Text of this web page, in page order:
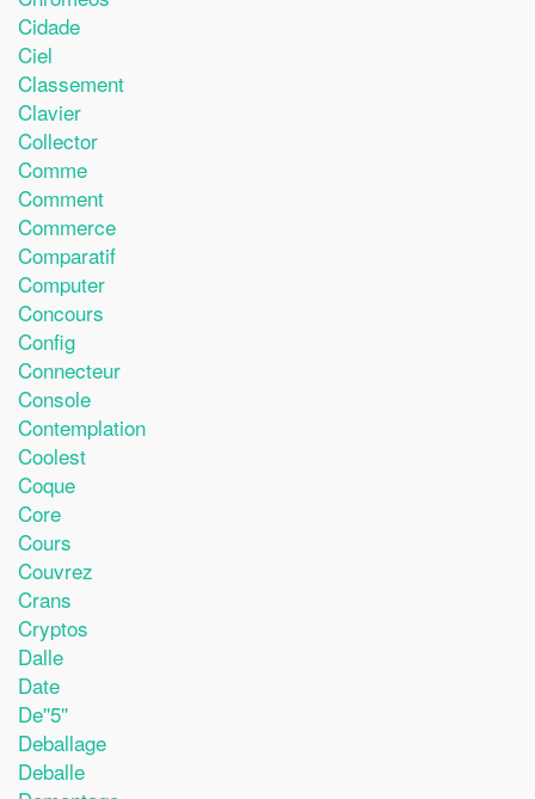
Cidade
Ciel
Classement
Clavier
Collector
Comme
Comment
Commerce
Comparatif
Computer
Concours
Config
Connecteur
Console
Contemplation
Coolest
Coque
Core
Cours
Couvrez
Crans
Cryptos
Dalle
Date
De''5''
Deballage
Deballe